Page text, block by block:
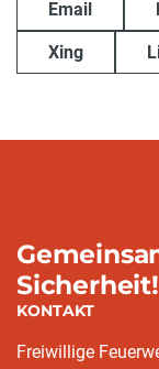
Email
Xing
Sicherheit!
KONTAKT
Freiwillige